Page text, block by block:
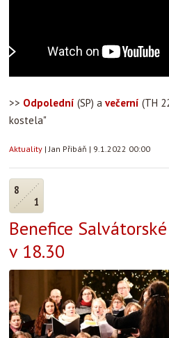
>> Odpolední (SP) a večerní (TH
kostela"
Aktuality |Jan Přibáň | 9.1.2022 00:00
8
1
Benefice
v 18.30